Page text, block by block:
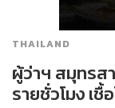
THAILAND
ผู้ว่าฯ สมุทรส
รายชั่วโมง เ